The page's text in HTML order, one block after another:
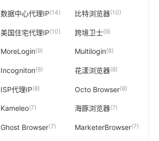
数据中心代理IP(14) 比特浏览器(10)
美国住宅代理IP(10) 跨境卫士(9)
MoreLogin(9) Multilogin(8)
Incogniton(8) 花漾浏览器(8)
ISP代理IP(8) Octo Browser(8)
Kameleo(7) 海豚浏览器(7)
Ghost Browser(7) MarketerBrowser(7)